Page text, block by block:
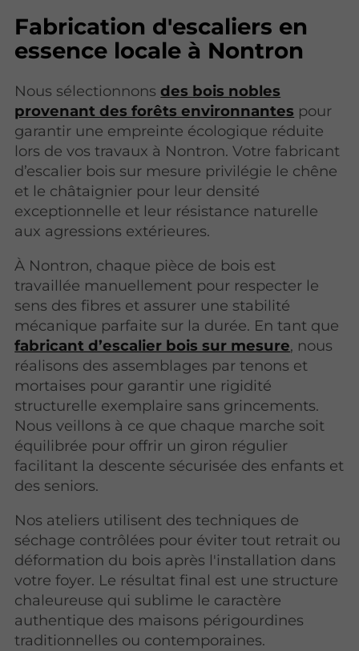
Fabrication d'escaliers en
essence locale à Nontron
Nous sélectionnonsdes bois nobles
provenant des forêts environnantes pour
garantir une empreinte écologique réduite
lors de vos travaux à Nontron. Votre fabricant
d’escalier bois sur mesure privilégie le chêne
et le châtaignier pour leur densité
exceptionnelle et leur résistance naturelle
aux agressions extérieures.
À Nontron, chaque pièce de bois est
travaillée manuellement pour respecter le
sens des fibres et assurer une stabilité
mécanique parfaite sur la durée. En tant que
fabricant d’escalier bois sur mesure, nous
réalisons des assemblages par tenons et
mortaises pour garantir une rigidité
structurelle exemplaire sans grincements.
Nous veillons à ce que chaque marche soit
équilibrée pour offrir un giron régulier
facilitant la descente sécurisée des enfants et
des seniors.
Nos ateliers utilisent des techniques de
séchage contrôlées pour éviter tout retrait ou
déformation du bois après l'installation dans
votre foyer. Le résultat final est une structure
chaleureuse qui sublime le caractère
authentique des maisons périgourdines
traditionnelles ou contemporaines.